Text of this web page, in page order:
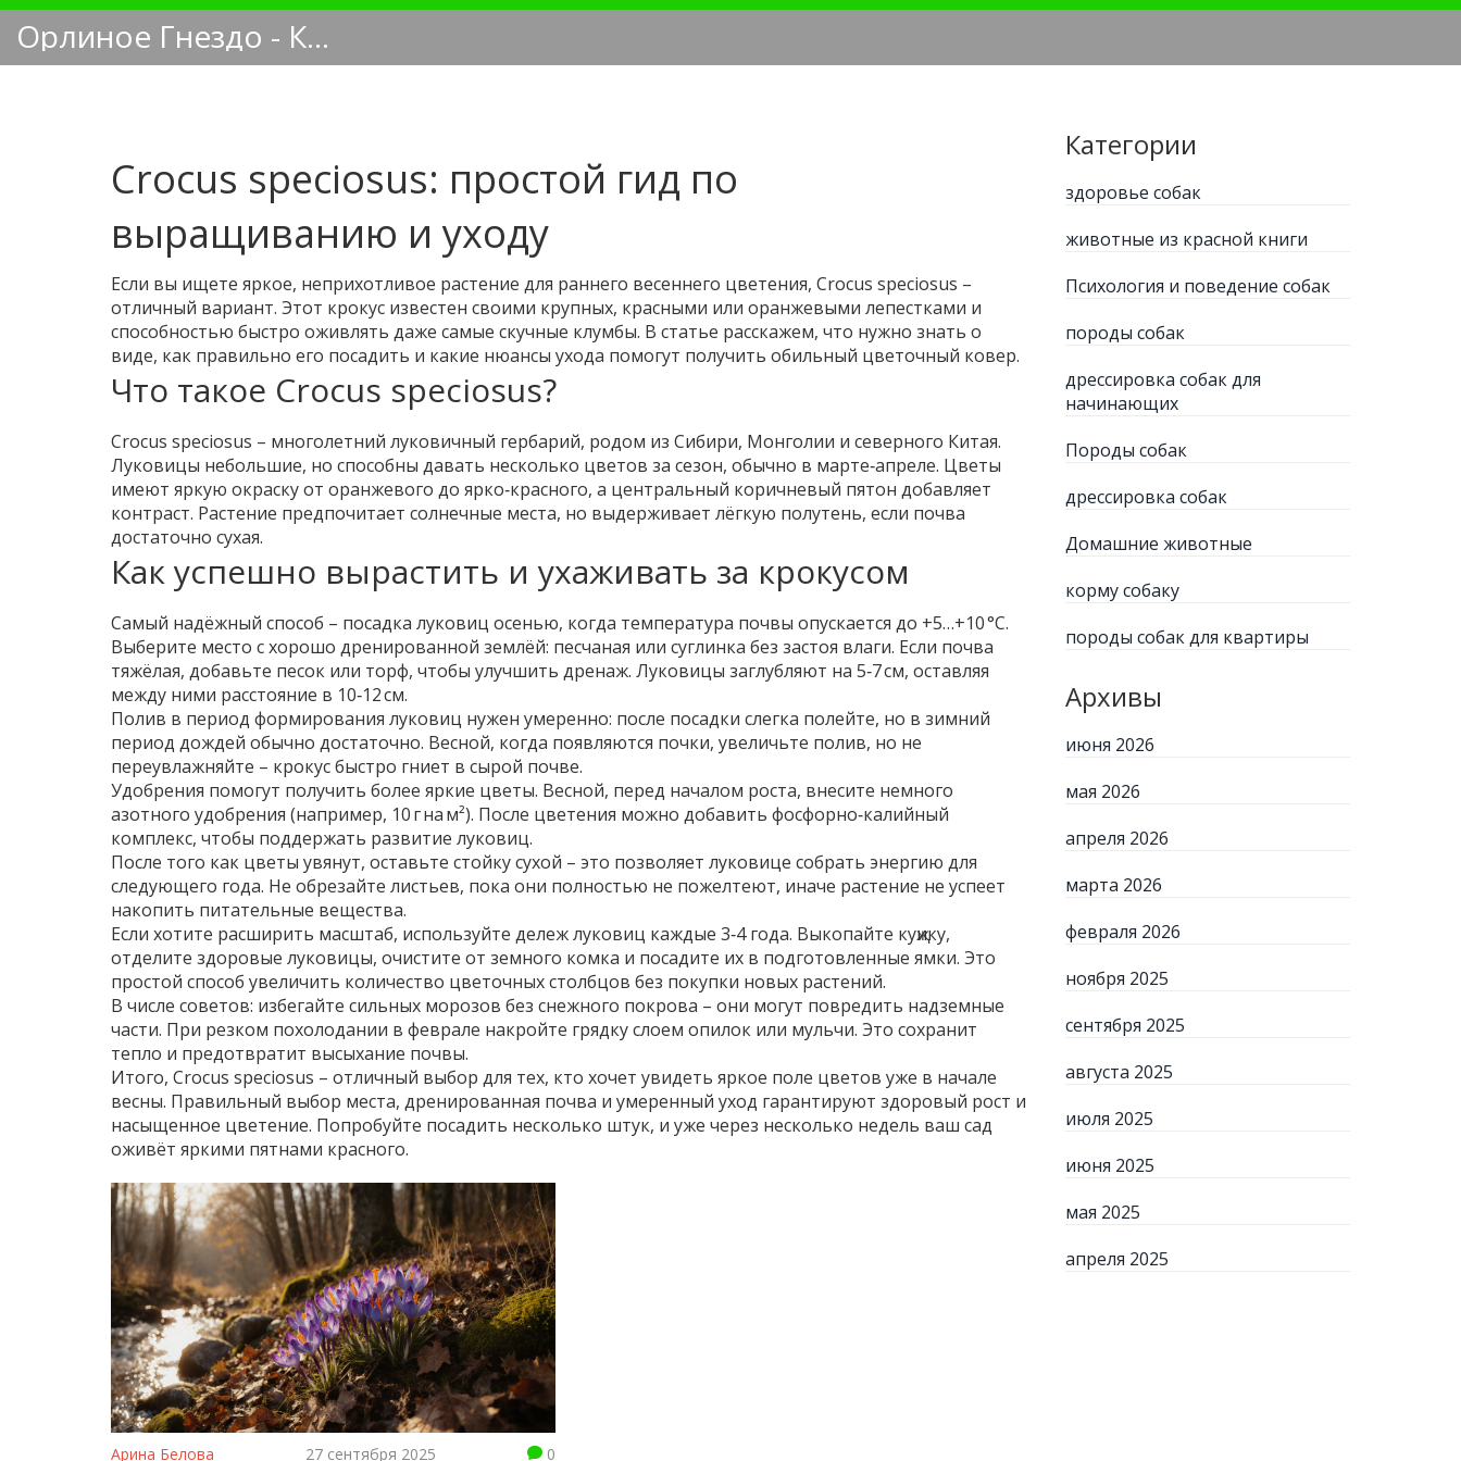
Орлиное Гнездо - Кинологический блог
Crocus speciosus: простой гид по
выращиванию и уходу
Если вы ищете яркое, неприхотливое растение для раннего весеннего цветения, Crocus speciosus –
отличный вариант. Этот крокус известен своими крупных, красными или оранжевыми лепестками и
способностью быстро оживлять даже самые скучные клумбы. В статье расскажем, что нужно знать о
виде, как правильно его посадить и какие нюансы ухода помогут получить обильный цветочный ковер.
Что такое Crocus speciosus?
Crocus speciosus – многолетний луковичный гербарий, родом из Сибири, Монголии и северного Китая.
Луковицы небольшие, но способны давать несколько цветов за сезон, обычно в марте‑апреле. Цветы
имеют яркую окраску от оранжевого до ярко‑красного, а центральный коричневый пятон добавляет
контраст. Растение предпочитает солнечные места, но выдерживает лёгкую полутень, если почва
достаточно сухая.
Как успешно вырастить и ухаживать за крокусом
Самый надёжный способ – посадка луковиц осенью, когда температура почвы опускается до +5…+10 °C.
Выберите место с хорошо дренированной землёй: песчаная или суглинка без застоя влаги. Если почва
тяжёлая, добавьте песок или торф, чтобы улучшить дренаж. Луковицы заглубляют на 5‑7 см, оставляя
между ними расстояние в 10‑12 см.
Полив в период формирования луковиц нужен умеренно: после посадки слегка полейте, но в зимний
период дождей обычно достаточно. Весной, когда появляются почки, увеличьте полив, но не
переувлажняйте – крокус быстро гниет в сырой почве.
Удобрения помогут получить более яркие цветы. Весной, перед началом роста, внесите немного
азотного удобрения (например, 10 г на м²). После цветения можно добавить фосфорно‑калийный
комплекс, чтобы поддержать развитие луковиц.
После того как цветы увянут, оставьте стойку сухой – это позволяет луковице собрать энергию для
следующего года. Не обрезайте листьев, пока они полностью не пожелтеют, иначе растение не успеет
накопить питательные вещества.
Если хотите расширить масштаб, используйте дележ луковиц каждые 3‑4 года. Выкопайте куҗику,
отделите здоровые луковицы, очистите от земного комка и посадите их в подготовленные ямки. Это
простой способ увеличить количество цветочных столбцов без покупки новых растений.
В числе советов: избегайте сильных морозов без снежного покрова – они могут повредить надземные
части. При резком похолодании в феврале накройте грядку слоем опилок или мульчи. Это сохранит
тепло и предотвратит высыхание почвы.
Итого, Crocus speciosus – отличный выбор для тех, кто хочет увидеть яркое поле цветов уже в начале
весны. Правильный выбор места, дренированная почва и умеренный уход гарантируют здоровый рост и
насыщенное цветение. Попробуйте посадить несколько штук, и уже через несколько недель ваш сад
оживёт яркими пятнами красного.
Арина Белова 27 сентября 2025 0
Категории
здоровье собак
животные из красной книги
Психология и поведение собак
породы собак
дрессировка собак для
начинающих
Породы собак
дрессировка собак
Домашние животные
корму собаку
породы собак для квартиры
Архивы
июня 2026
мая 2026
апреля 2026
марта 2026
февраля 2026
ноября 2025
сентября 2025
августа 2025
июля 2025
июня 2025
мая 2025
апреля 2025